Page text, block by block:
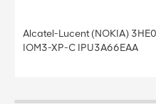
Alcatel 3HE08428 SFM-
3HE08428AA